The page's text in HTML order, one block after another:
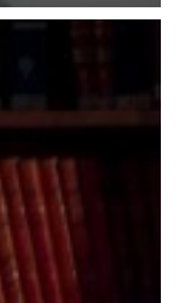
السبت 8 أغسطس 2026 11:04 ص